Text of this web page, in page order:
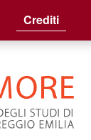
Crediti